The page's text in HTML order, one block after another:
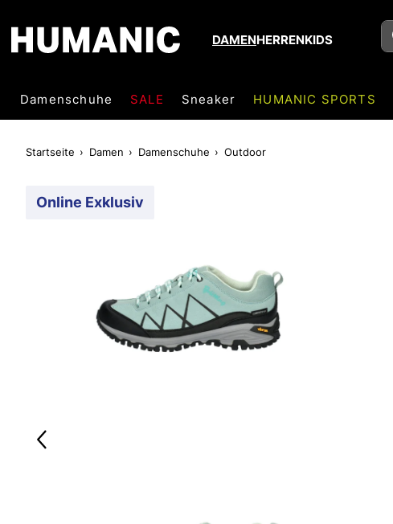
DAMENHERRENKIDS
Damenschuhe SALE Sneaker HUMANIC SPORTS
Startseite Damen Damenschuhe Outdoor
Online Exklusiv